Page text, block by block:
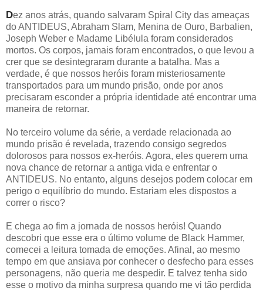
Dez anos atrás, quando salvaram Spiral City das ameaças
do ANTIDEUS, Abraham Slam, Menina de Ouro, Barbalien,
Joseph Weber e Madame Libélula foram considerados
mortos. Os corpos, jamais foram encontrados, o que levou a
crer que se desintegraram durante a batalha. Mas a
verdade, é que nossos heróis foram misteriosamente
transportados para um mundo prisão, onde por anos
precisaram esconder a própria identidade até encontrar uma
maneira de retornar.
No terceiro volume da série, a verdade relacionada ao
mundo prisão é revelada, trazendo consigo segredos
dolorosos para nossos ex-heróis. Agora, eles querem uma
nova chance de retornar a antiga vida e enfrentar o
ANTIDEUS. No entanto, alguns desejos podem colocar em
perigo o equilíbrio do mundo. Estariam eles dispostos a
correr o risco?
E chega ao fim a jornada de nossos heróis! Quando
descobri que esse era o último volume de Black Hammer,
comecei a leitura tomada de emoções. Afinal, ao mesmo
tempo em que ansiava por conhecer o desfecho para esses
personagens, não queria me despedir. E talvez tenha sido
esse o motivo da minha surpresa quando me vi tão perdida